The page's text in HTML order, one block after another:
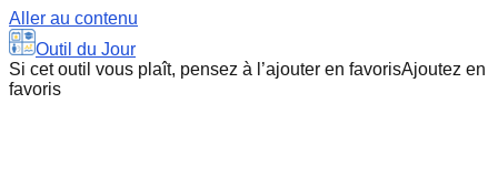
Aller au contenu
Outil du Jour
Si cet outil vous plaît, pensez à l’ajouter en favorisAjoutez en
favoris